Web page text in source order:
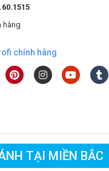
nghệ RO và
các lõi lọc
có khả
hàng
chính hãng
TẠI MIỀN BẮC